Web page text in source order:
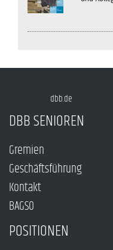
dbb.de
DBB SENIOREN
Gremien
Geschäftsführung
Kontakt
BAGSO
POSITIONEN